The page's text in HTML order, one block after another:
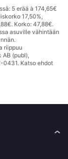
5 erää à 174,65€
17,50%,
Korko: 47,88€.
asuville vähintään
riippuu
(publ),
0431. Katso ehdot